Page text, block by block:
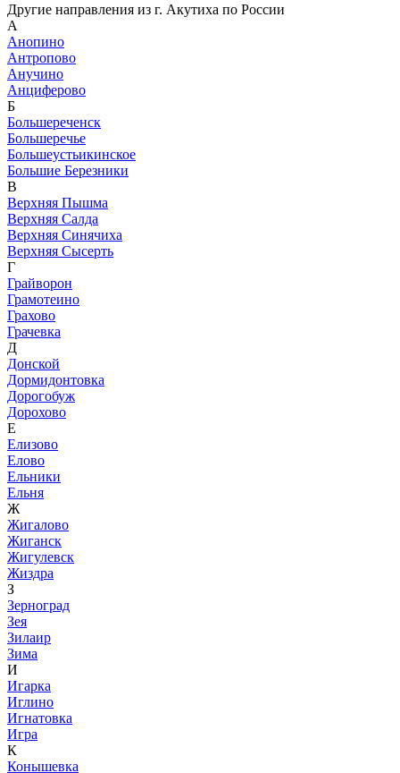
Другие направления из г. Акутиха по России
А
Анопино
Антропово
Анучино
Анциферово
Б
Большереченск
Большеречье
Большеустьикинское
Большие Березники
В
Верхняя Пышма
Верхняя Салда
Верхняя Синячиха
Верхняя Сысерть
Г
Грайворон
Грамотеино
Грахово
Грачевка
Д
Донской
Дормидонтовка
Дорогобуж
Дорохово
Е
Елизово
Елово
Ельники
Ельня
Ж
Жигалово
Жиганск
Жигулевск
Жиздра
З
Зерноград
Зея
Зилаир
Зима
И
Игарка
Иглино
Игнатовка
Игра
К
Конышевка